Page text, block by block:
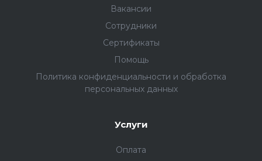
Вакансии
Сотрудники
Сертификаты
Помощь
Политика конфиденциальности и обработка
персональных данных
Услуги
Оплата